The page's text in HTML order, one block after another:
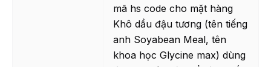
mã hs code cho mặt hàng
Khô dầu đậu tương (tên tiếng
anh Soyabean Meal, tên
khoa học Glycine max) dùng